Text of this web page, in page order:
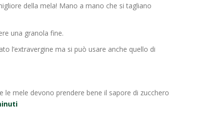
della mela! Mano a mano che si tagliano
una granola fine.
l’extravergine ma si può usare anche quello di
le mele devono prendere bene il sapore di zucchero